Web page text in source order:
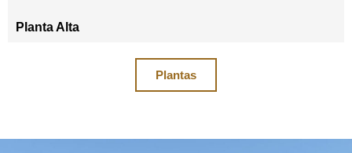
Planta Alta
Plantas